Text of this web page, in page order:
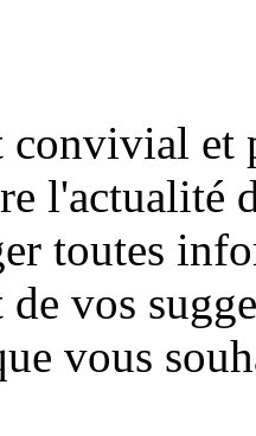
convivial et
l'actualité
toutes
vos
vous